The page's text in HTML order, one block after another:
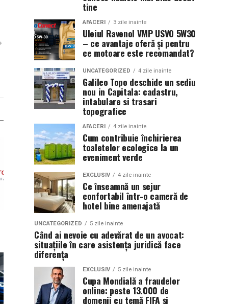
tine
AFACERI 3 zile inainte
Uleiul Ravenol VMP USVO 5W30
– ce avantaje oferă și pentru
ce motoare este recomandat?
UNCATEGORIZED 4 zile inainte
Galileo Topo deschide un sediu
nou in Capitala: cadastru,
intabulare si trasari
topografice
AFACERI 4 zile inainte
Cum contribuie închirierea
toaletelor ecologice la un
eveniment verde
EXCLUSIV 4 zile inainte
Ce înseamnă un sejur
confortabil într-o cameră de
hotel bine amenajată
UNCATEGORIZED 5 zile inainte
Când ai nevoie cu adevărat de un avocat:
situațiile în care asistența juridică face
diferența
EXCLUSIV 5 zile inainte
Cupa Mondială a fraudelor
online: peste 13.000 de
domenii cu temă FIFA și